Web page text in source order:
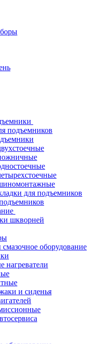
подъемников
для подъемников
шкворней
оборудование
нагреватели
и сиденья